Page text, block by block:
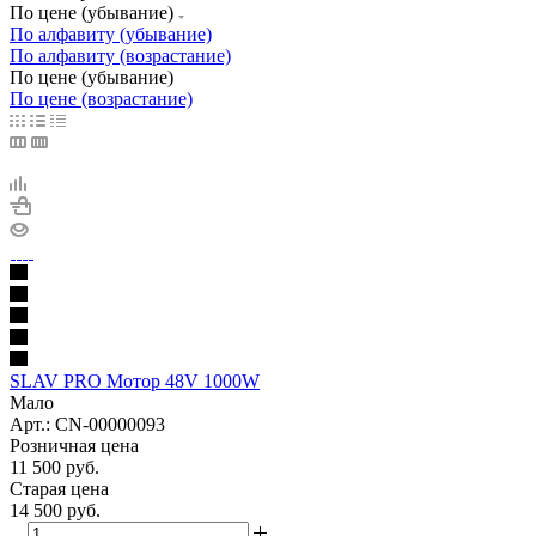
По цене (убывание)
По алфавиту (убывание)
По алфавиту (возрастание)
По цене (убывание)
По цене (возрастание)
SLAV PRO Мотор 48V 1000W
Мало
Арт.: CN-00000093
Розничная цена
11 500 руб.
Старая цена
14 500 руб.